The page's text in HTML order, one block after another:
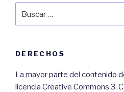
DERECHOS
La mayor parte del contenido
licencia Creative Commons 3.